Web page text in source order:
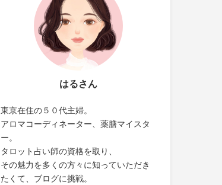
はるさん
東京在住の５０代主婦。
アロマコーディネーター、薬膳マイスタ
ー。
タロット占い師の資格を取り、
その魅力を多くの方々に知っていただき
たくて、ブログに挑戦。